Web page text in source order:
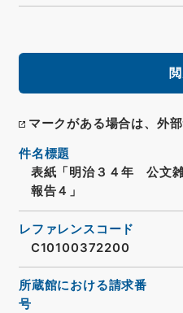
マークがある場合は、外
件名標題
表紙「明治３４年 公文
報告４」
レファレンスコード
C10100372200
所蔵館における請求番
号